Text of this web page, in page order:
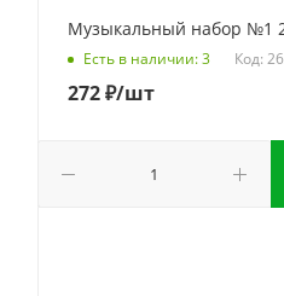
Музыкальный набор №1
Есть в наличии: 3 Код:
272₽/шт